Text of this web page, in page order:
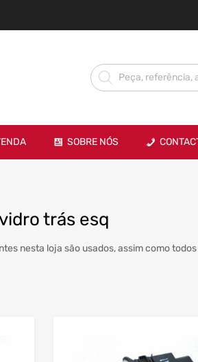
SOBRE NÓS
trás esq
nesta loja são usados, assim como